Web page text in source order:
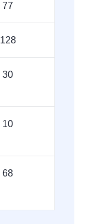
77
128
30
10
68